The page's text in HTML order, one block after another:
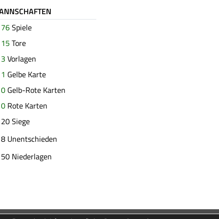
76Spiele
15 Tore
3 Vorlagen
1 Gelbe Karte
0 Gelb-Rote Karten
0 Rote Karten
20 Siege
8 Unentschieden
50 Niederlagen